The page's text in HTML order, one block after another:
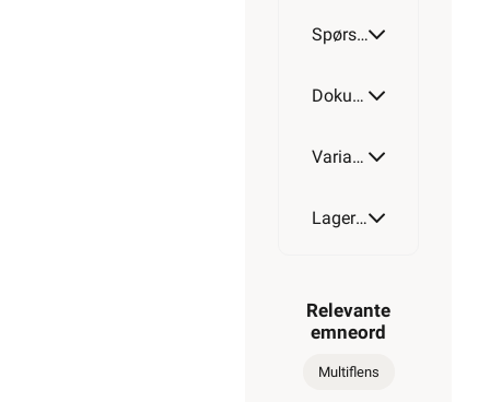
Spørsmål og svar
Dokumentasjon
Varianter av artikkel
Lagerstatus
Relevante
emneord
Multiflens